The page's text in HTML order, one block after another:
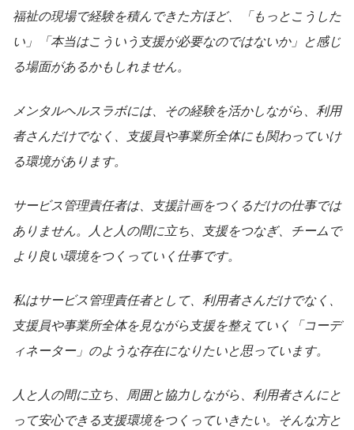
福祉の現場で経験を積んできた方ほど、「もっとこうした
い」「本当はこういう支援が必要なのではないか」と感じ
る場面があるかもしれません。
メンタルヘルスラボには、その経験を活かしながら、利用
者さんだけでなく、支援員や事業所全体にも関わっていけ
る環境があります。
サービス管理責任者は、支援計画をつくるだけの仕事では
ありません。人と人の間に立ち、支援をつなぎ、チームで
より良い環境をつくっていく仕事です。
私はサービス管理責任者として、利用者さんだけでなく、
支援員や事業所全体を見ながら支援を整えていく「コーデ
ィネーター」のような存在になりたいと思っています。
人と人の間に立ち、周囲と協力しながら、利用者さんにと
って安心できる支援環境をつくっていきたい。そんな方と